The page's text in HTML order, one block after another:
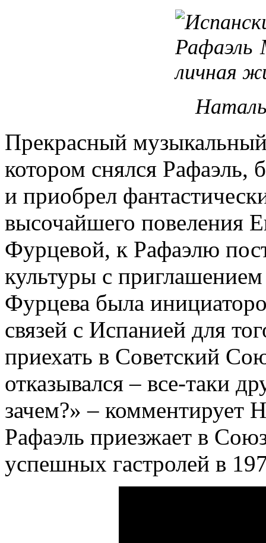
Прекрасный
котором снялся
и приобрел
высочайшего повеления
Фурцевой, к Рафаэлю
культуры с
Фурцева была
связей с Испанией для
приехать в Советский
отказывался – все-таки
зачем?» – комментирует
Рафаэль приезжает в
успешных гастролей в